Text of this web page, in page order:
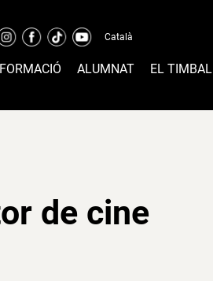
Català
FORMACIÓ ALUMNAT EL TIMBAL
de cine